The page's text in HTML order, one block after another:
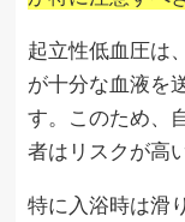
起立性低血圧は
が十分な血液を
す。このため、
者はリスクが高
特に入浴時は滑